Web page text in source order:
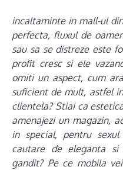
incaltaminte in mall-ul
perfecta, fluxul de
sau sa se distreze este
profit cresc si ele
omiti un aspect, cum
suficient de mult, astfel
clientela? Stiai ca
amenajezi un magazin,
in special, pentru
cautare de eleganta
gandit? Pe ce mobila